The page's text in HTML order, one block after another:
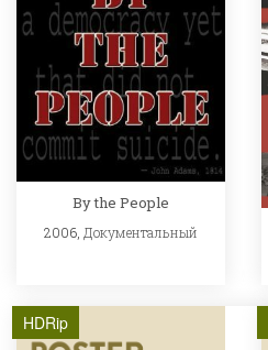
By the People
2006, Документальный
HDRip